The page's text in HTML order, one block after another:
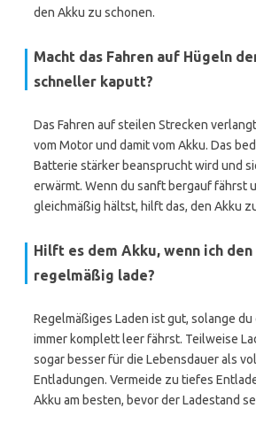
den Akku zu schonen.
Macht das Fahren auf Hügeln
schneller kaputt?
Das Fahren auf steilen Strecken
vom Motor und damit vom Akku. Das
Batterie stärker beansprucht wird und
erwärmt. Wenn du sanft bergauf fährst
gleichmäßig hältst, hilft das, den Akku
Hilft es dem Akku, wenn ich
regelmäßig lade?
Regelmäßiges Laden ist gut, solange
immer komplett leer fährst. Teilweise
sogar besser für die Lebensdauer als
Entladungen. Vermeide zu tiefes
Akku am besten, bevor der Ladestand